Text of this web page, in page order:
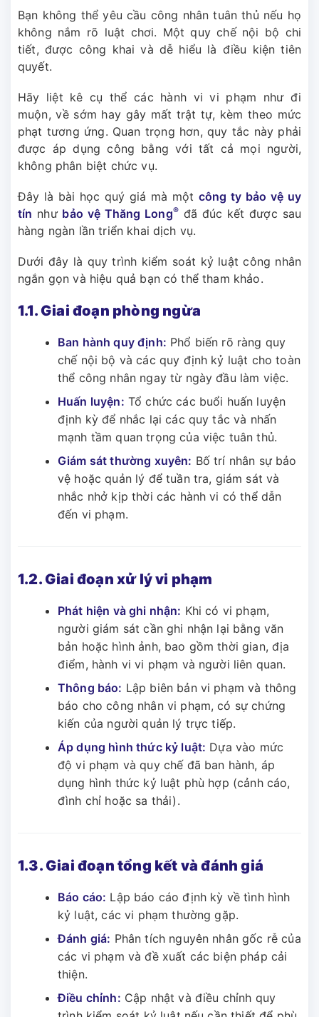
Bạn không thể yêu cầu công nhân tuân thủ nếu họ
không nắm rõ luật chơi. Một quy chế nội bộ chi
tiết, được công khai và dễ hiểu là điều kiện tiên
quyết.
Hãy liệt kê cụ thể các hành vi vi phạm như đi
muộn, về sớm hay gây mất trật tự, kèm theo mức
phạt tương ứng. Quan trọng hơn, quy tắc này phải
được áp dụng công bằng với tất cả mọi người,
không phân biệt chức vụ.
Đây là bài học quý giá mà một công ty bảo vệ uy
tín như bảo vệ Thăng Long®đã đúc kết được sau
hàng ngàn lần triển khai dịch vụ.
Dưới đây là quy trình kiểm soát kỷ luật công nhân
ngắn gọn và hiệu quả bạn có thể tham khảo.
1.1. Giai đoạn phòng ngừa
Ban hành quy định: Phổ biến rõ ràng quy
chế nội bộ và các quy định kỷ luật cho toàn
thể công nhân ngay từ ngày đầu làm việc.
Huấn luyện: Tổ chức các buổi huấn luyện
định kỳ để nhắc lại các quy tắc và nhấn
mạnh tầm quan trọng của việc tuân thủ.
Giám sát thường xuyên: Bố trí nhân sự bảo
vệ hoặc quản lý để tuần tra, giám sát và
nhắc nhở kịp thời các hành vi có thể dẫn
đến vi phạm.
1.2. Giai đoạn xử lý vi phạm
Phát hiện và ghi nhận: Khi có vi phạm,
người giám sát cần ghi nhận lại bằng văn
bản hoặc hình ảnh, bao gồm thời gian, địa
điểm, hành vi vi phạm và người liên quan.
Thông báo: Lập biên bản vi phạm và thông
báo cho công nhân vi phạm, có sự chứng
kiến của người quản lý trực tiếp.
Áp dụng hình thức kỷ luật: Dựa vào mức
độ vi phạm và quy chế đã ban hành, áp
dụng hình thức kỷ luật phù hợp (cảnh cáo,
đình chỉ hoặc sa thải).
1.3. Giai đoạn tổng kết và đánh giá
Báo cáo: Lập báo cáo định kỳ về tình hình
kỷ luật, các vi phạm thường gặp.
Đánh giá: Phân tích nguyên nhân gốc rễ của
các vi phạm và đề xuất các biện pháp cải
thiện.
Điều chỉnh: Cập nhật và điều chỉnh quy